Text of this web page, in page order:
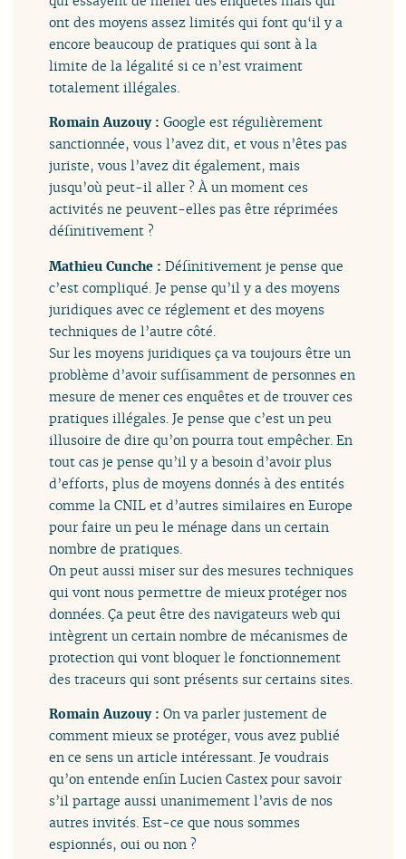
ont des moyens assez limités qui font qu‘il y a
encore beaucoup de pratiques qui sont à la
limite de la légalité si ce n’est vraiment
totalement illégales.
Romain Auzouy :Google est régulièrement
sanctionnée, vous l’avez dit, et vous n’êtes pas
juriste, vous l’avez dit également, mais
jusqu’où peut-il aller ? À un moment ces
activités ne peuvent-elles pas être réprimées
définitivement ?
Mathieu Cunche :Définitivement je pense que
c’est compliqué. Je pense qu’il y a des moyens
juridiques avec ce réglement et des moyens
techniques de l’autre côté.
Sur les moyens juridiques ça va toujours être un
problème d’avoir suffisamment de personnes en
mesure de mener ces enquêtes et de trouver ces
pratiques illégales. Je pense que c’est un peu
illusoire de dire qu’on pourra tout empêcher. En
tout cas je pense qu’il y a besoin d’avoir plus
d’efforts, plus de moyens donnés à des entités
comme la CNIL et d’autres similaires en Europe
pour faire un peu le ménage dans un certain
nombre de pratiques.
On peut aussi miser sur des mesures techniques
qui vont nous permettre de mieux protéger nos
données. Ça peut être des navigateurs web qui
intègrent un certain nombre de mécanismes de
protection qui vont bloquer le fonctionnement
des traceurs qui sont présents sur certains sites.
Romain Auzouy :On va parler justement de
comment mieux se protéger, vous avez publié
en ce sens un article intéressant. Je voudrais
qu’on entende enfin Lucien Castex pour savoir
s’il partage aussi unanimement l’avis de nos
autres invités. Est-ce que nous sommes
espionnés, oui ou non ?